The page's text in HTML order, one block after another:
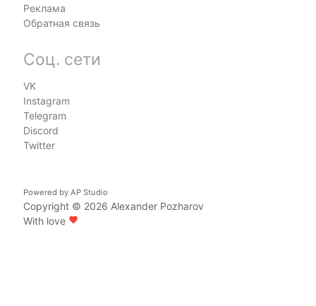
Реклама
Обратная связь
Соц. сети
VK
Instagram
Telegram
Discord
Twitter
Powered by AP Studio
Copyright © 2026 Alexander Pozharov
With love favorite